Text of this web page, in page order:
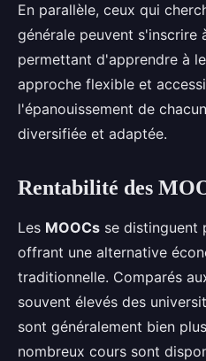
En parallèle, ceux qui
générale peuvent s'inscrire
permettant d'apprendre à
approche flexible et
l'épanouissement de
diversifiée et adaptée.
Rentabilité des
Les MOOCs se distinguent
offrant une alternative
traditionnelle. Comparés
souvent élevés des
sont généralement bien
nombreux cours sont